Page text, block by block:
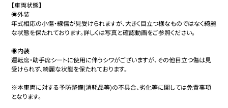
【車両状態】
◉外装
年式相応の小傷・線傷が見受けられますが、大きく目立つ様なものではなく綺麗
な状態を保たれております。詳しくは写真と確認動画をご参照ください。
◉内装
運転席・助手席シートに使用に伴うシワがございますが、その他目立つ傷は見
受けられず、綺麗な状態を保たれております。
※本車両に対する予防整備(消耗品等)の不具合、劣化等に関しては免責事項
となります。